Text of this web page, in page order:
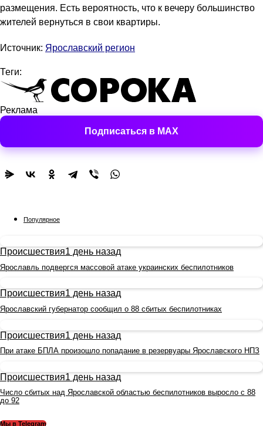
размещения. Есть вероятность, что к вечеру большинство
жителей вернуться в свои квартиры.
Источник: Ярославский регион
Теги:
Реклама
Подписаться в MAX
Популярное
Происшествия1 день назад
Ярославль подвергся массовой атаке украинских беспилотников
Происшествия1 день назад
Ярославский губернатор сообщил о 88 сбитых беспилотниках
Происшествия1 день назад
При атаке БПЛА произошло попадание в резервуары Ярославского НПЗ
Происшествия1 день назад
Число сбитых над Ярославской областью беспилотников выросло с 88
до 92
Мы в Telegram